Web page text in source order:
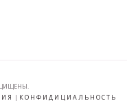
| КОНФИДИЦИАЛЬНОСТЬ